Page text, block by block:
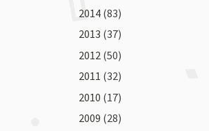
2014 (83)
2013 (37)
2012 (50)
2011 (32)
2010 (17)
2009 (28)